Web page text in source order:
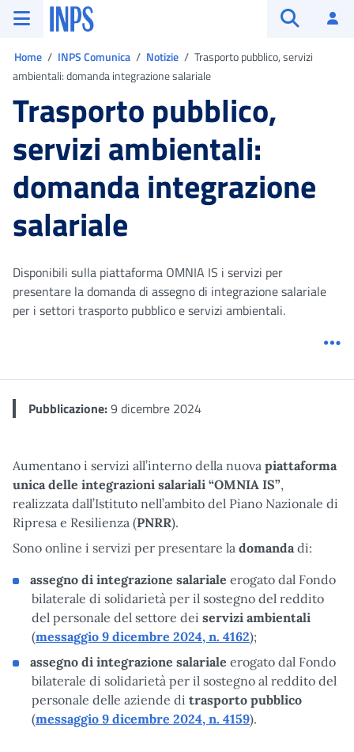
Vai al menu principale
Vai al contenuto principale
Vai al pie' di pagina
INPS ()
Home INPS Comunica Notizie
Trasporto pubblico, servizi
ambientali: domanda integrazione salariale
Trasporto pubblico,
servizi ambientali:
domanda integrazione
salariale
Disponibili sulla piattaforma OMNIA IS i servizi per
presentare la domanda di assegno di integrazione salariale
per i settori trasporto pubblico e servizi ambientali.
Pubblicazione:9 dicembre 2024
Aumentano i servizi all’interno della nuova piattaforma
unica delle integrazioni salariali “OMNIA IS”,
realizzata dall’Istituto nell’ambito del Piano Nazionale di
Ripresa e Resilienza (PNRR).
Sono online i servizi per presentare la domanda di:
assegno di integrazione salariale erogato dal Fondo
bilaterale di solidarietà per il sostegno del reddito
del personale del settore dei servizi ambientali
(messaggio 9 dicembre 2024, n. 4162);
assegno di integrazione salariale erogato dal Fondo
bilaterale di solidarietà per il sostegno al reddito del
personale delle aziende di trasporto pubblico
(messaggio 9 dicembre 2024, n. 4159).